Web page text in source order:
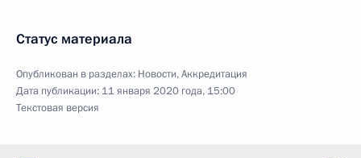
Статус материала
Опубликован в разделах: Новости,Аккредитация
Дата публикации: 11 января 2020 года, 15:00
Текстовая версия